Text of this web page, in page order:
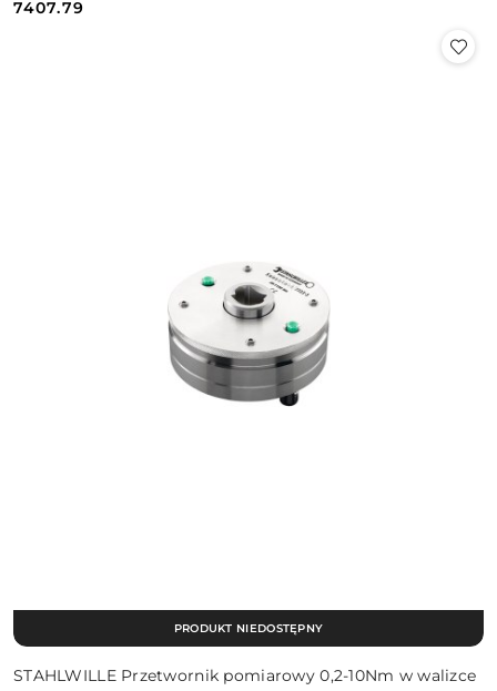
Cena:
Cena:
7407.79
STAHLWILLE Przetwornik pomiarowy 0,2-10Nm w walizce
PRODUKT NIEDOSTĘPNY